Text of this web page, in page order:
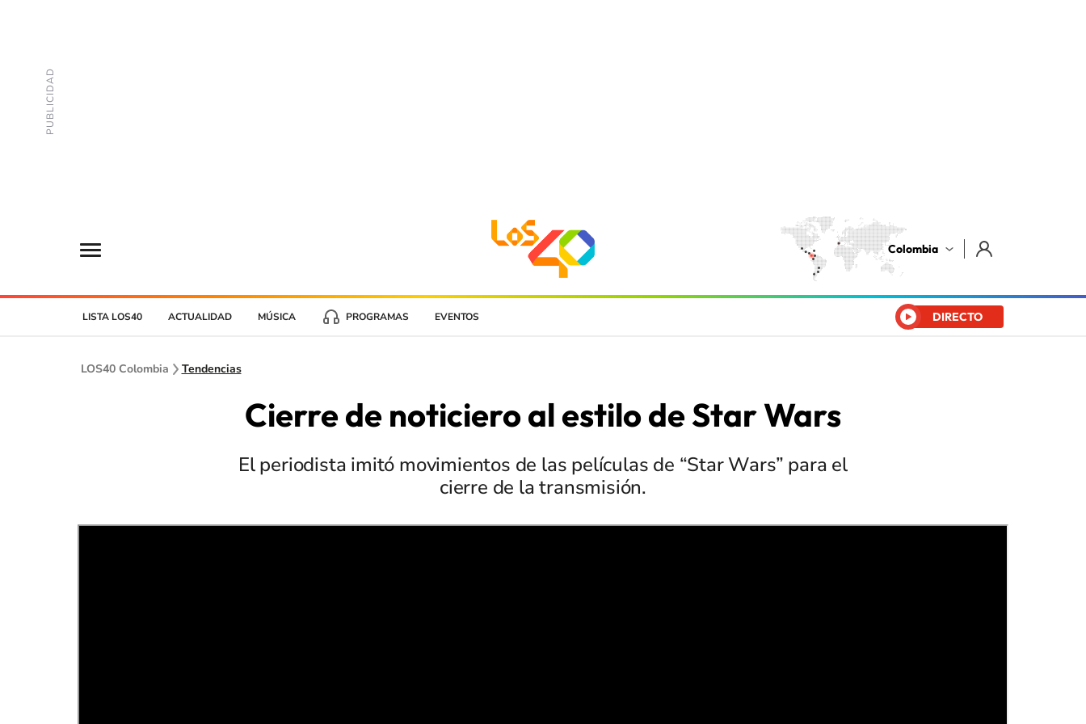
Colombia
LISTA LOS40 ACTUALIDAD MÚSICA PROGRAMAS EVENTOS DIRECTO
LOS40 Colombia Tendencias
Cierre de noticiero al estilo de Star Wars
El periodista imitó movimientos de las películas de “Star Wars” para el
cierre de la transmisión.